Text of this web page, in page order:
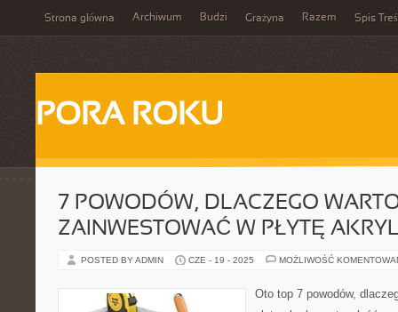
Strona główna Archiwum Budzi Grażyna Razem Spis
PORA ROKU
7 POWODÓW, DLACZEGO
ZAINWESTOWAĆ W PŁYTĘ
POSTED BY ADMIN CZE - 19 - 2025 MOŻLIWOŚĆ
Oto top 7 powodów,